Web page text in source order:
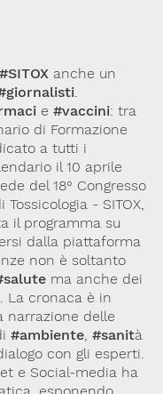
#SITOX anche un
.
e #vaccini: tra
di Formazione
a tutti i
il 10 aprile
del 18° Congresso
- SITOX,
il programma su
dalla piattaforma
non è soltanto
ma anche dei
. La cronaca è in
narrazione delle
#ambiente, #sanità
con gli esperti.
e Social-media ha
Eventi